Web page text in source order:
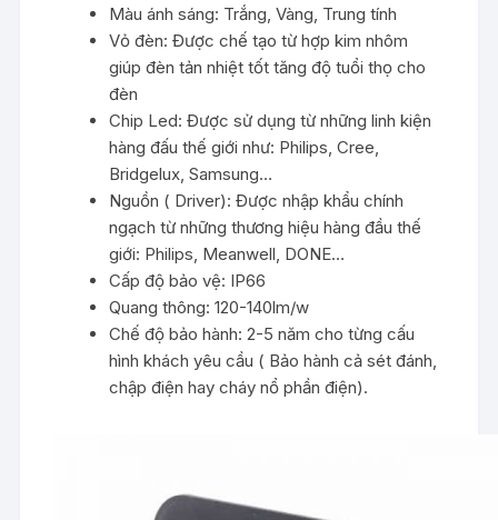
Màu ánh sáng: Trắng, Vàng, Trung tính
Vỏ đèn: Được chế tạo từ hợp kim nhôm
giúp đèn tản nhiệt tốt tăng độ tuổi thọ cho
đèn
Chip Led: Được sử dụng từ những linh kiện
hàng đấu thế giới như: Philips, Cree,
Bridgelux, Samsung…
Nguồn ( Driver): Được nhập khẩu chính
ngạch từ những thương hiệu hàng đầu thế
giới: Philips, Meanwell, DONE…
Cấp độ bảo vệ: IP66
Quang thông: 120-140lm/w
Chế độ bảo hành: 2-5 năm cho từng cấu
hình khách yêu cầu ( Bảo hành cả sét đánh,
chập điện hay cháy nổ phần điện).